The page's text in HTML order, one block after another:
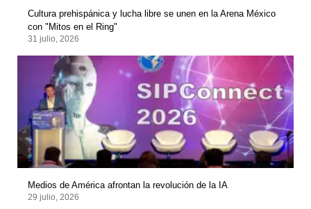
Cultura prehispánica y lucha libre se unen en la Arena México
con "Mitos en el Ring"
31 julio, 2026
Medios de América afrontan la revolución de la IA
29 julio, 2026